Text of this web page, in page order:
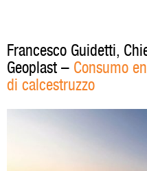
Francesco Guidetti,
Geoplast – Consumo
di calcestruzzo